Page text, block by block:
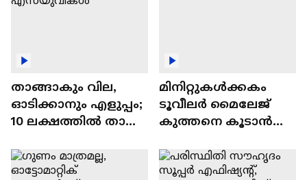
താങ്ങാകും വില,
ഓടിക്കാനും എളുപ്പം;
10 ലക്ഷത്തിൽ താഴെ
ഓട്ടോമാറ്റിക്ക്
എസ്‍യുവികൾ
മിനിറ്റുകൾക്കകം
ടൂവീലർ മൈലേജ്
കുത്തനെ കൂടാൻ